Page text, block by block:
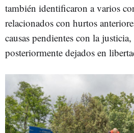
también identificaron a varios
relacionados con hurtos
causas pendientes con la
posteriormente dejados en